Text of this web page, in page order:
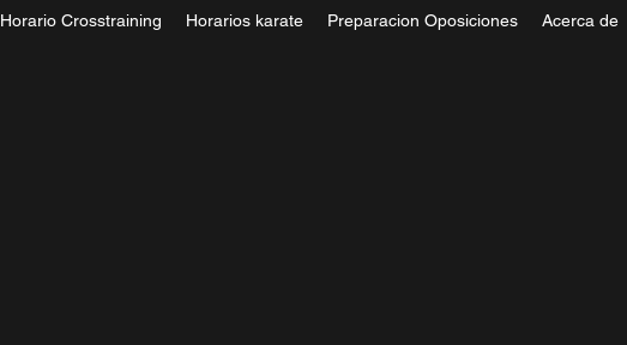
Horario Crosstraining Horarios karate Preparacion Oposiciones Acerca de